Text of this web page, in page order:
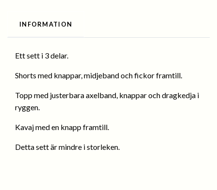
INFORMATION
Ett sett i 3 delar.
Shorts med knappar, midjeband och fickor framtill.
Topp med justerbara axelband, knappar och dragkedja i
ryggen.
Kavaj med en knapp framtill.
Detta sett är mindre i storleken.